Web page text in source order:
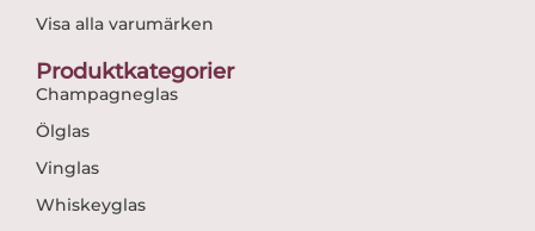
Visa alla varumärken
Produktkategorier
Champagneglas
Ölglas
Vinglas
Whiskeyglas